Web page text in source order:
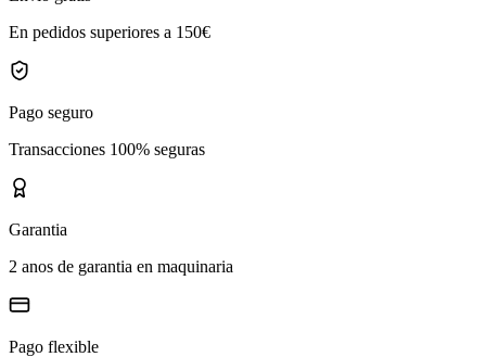
En pedidos superiores a 150€
Pago seguro
Transacciones 100% seguras
Garantia
2 anos de garantia en maquinaria
Pago flexible